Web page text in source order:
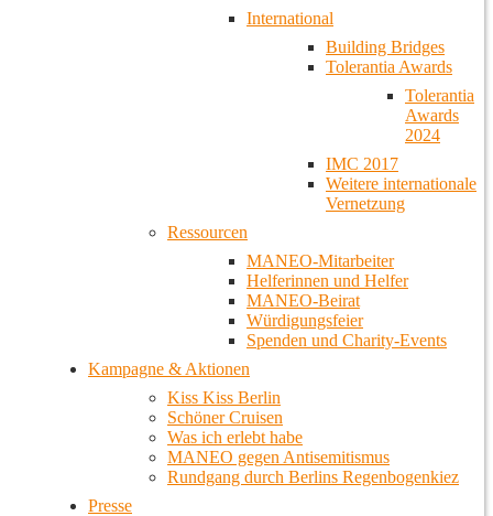
International
Building Bridges
Tolerantia Awards
Tolerantia
Awards
2024
IMC 2017
Weitere internationale
Vernetzung
Ressourcen
MANEO-Mitarbeiter
Helferinnen und Helfer
MANEO-Beirat
Würdigungsfeier
Spenden und Charity-Events
Kampagne & Aktionen
Kiss Kiss Berlin
Schöner Cruisen
Was ich erlebt habe
MANEO gegen Antisemitismus
Rundgang durch Berlins Regenbogenkiez
Presse